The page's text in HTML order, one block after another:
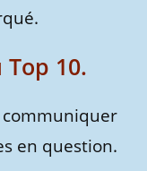
10.
communiquer
en question.